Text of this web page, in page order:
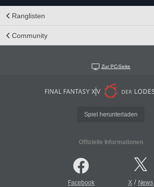
Ranglisten
Community
Zur PC-Seite
Spiel herunterladen
Offizielle Informationen
Facebook X/ News